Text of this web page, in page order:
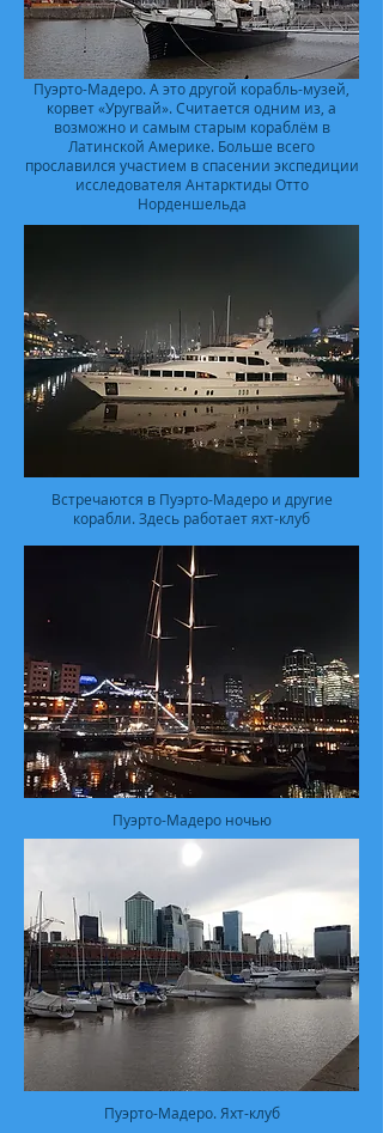
Пуэрто-Мадеро. А это другой корабль-музей,
корвет «Уругвай». Считается одним из, а
возможно и самым старым кораблём в
Латинской Америке. Больше всего
прославился участием в спасении экспедиции
исследователя Антарктиды Отто
Норденшельда
Встречаются в Пуэрто-Мадеро и другие
корабли. Здесь работает яхт-клуб
Пуэрто-Мадероночью
Пуэрто-Мадеро. Яхт-клуб